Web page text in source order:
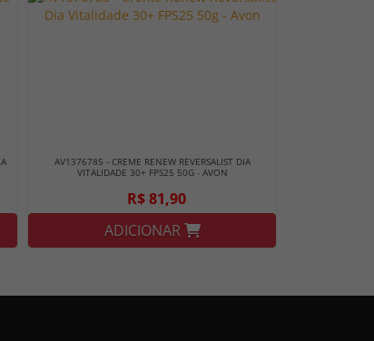
AV1376785 - CREME RENEW REVERSALIST DIA
VITALIDADE 30+ FPS25 50G - AVON
R$ 81,90
ADICIONAR